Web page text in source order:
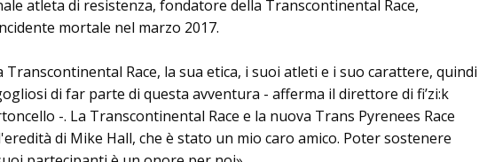
atleta di resistenza, fondatore della Transcontinental Race,
mortale nel marzo 2017.
Transcontinental Race, la sua etica, i suoi atleti e i suo carattere, quindi
di far parte di questa avventura - afferma il direttore di fi’zi:k
-. La Transcontinental Race e la nuova Trans Pyrenees Race
di Mike Hall, che è stato un mio caro amico. Poter sostenere